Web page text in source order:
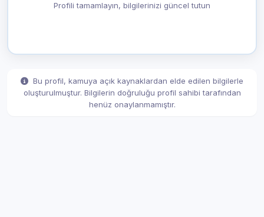
Profili tamamlayın, bilgilerinizi güncel tutun
Bu profil, kamuya açık kaynaklardan elde edilen bilgilerle
oluşturulmuştur. Bilgilerin doğruluğu profil sahibi tarafından
henüz onaylanmamıştır.